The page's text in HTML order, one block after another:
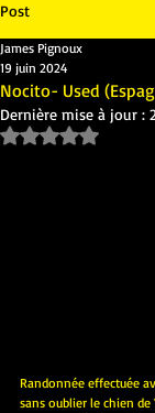
Post
Nocito- Used
James Pignoux
19 juin 2024
Dernière mise à jour :
Noté NaN
Randonnée effectuée
sans oublier le chien de